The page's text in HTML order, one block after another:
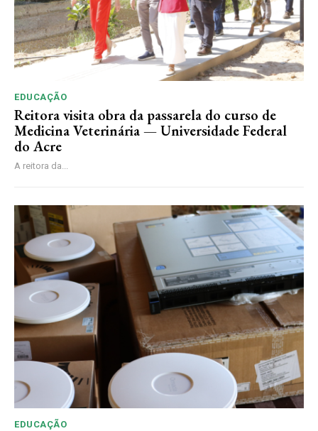
EDUCAÇÃO
Reitora visita obra da passarela do curso de
Medicina Veterinária — Universidade Federal
do Acre
A reitora da...
EDUCAÇÃO